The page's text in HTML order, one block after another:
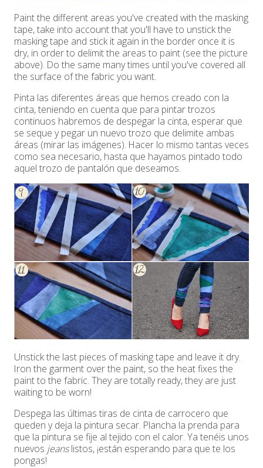
Paint the different areas you've created with the masking
tape, take into account that you'll have to unstick the
masking tape and stick it again in the border once it is
dry, in order to delimit the areas to paint (see the picture
above). Do the same many times until you've covered all
the surface of the fabric you want.
Pinta las diferentes áreas que hemos creado con la
cinta, teniendo en cuenta que para pintar trozos
continuos habremos de despegar la cinta, esperar que
se seque y pegar un nuevo trozo que delimite ambas
áreas (mirar las imágenes). Hacer lo mismo tantas veces
como sea necesario, hasta que hayamos pintado todo
aquel trozo de pantalón que deseamos.
Unstick the last pieces of masking tape and leave it dry.
Iron the garment over the paint, so the heat fixes the
paint to the fabric. They are totally ready, they are just
waiting to be worn!
Despega las últimas tiras de cinta de carrocero que
queden y deja la pintura secar. Plancha la prenda para
que la pintura se fije al tejido con el calor. Ya tenéis unos
nuevos jeanslistos, ¡están esperando para que te los
pongas!